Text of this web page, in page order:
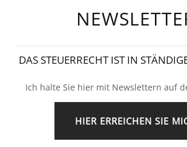
DAS STEUERRECHT IST IN
Ich halte Sie hier mit Newslettern auf
HIER ERREICHEN SIE